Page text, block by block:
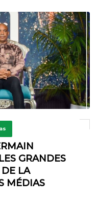
GRANDES
LA
MÉDIAS